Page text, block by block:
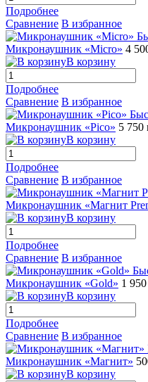
Подробнее
Сравнение В избранное
Микронаушник «Micro» 4
В корзину
Подробнее
Сравнение В избранное
Микронаушник «Pico» 5 750
В корзину
Подробнее
Сравнение В избранное
Микронаушник «Магнит
В корзину
Подробнее
Сравнение В избранное
Микронаушник «Gold» 1
В корзину
Подробнее
Сравнение В избранное
Микронаушник «Магнит»
В корзину